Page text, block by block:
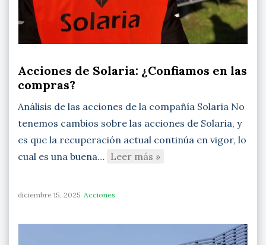
Acciones de Solaria: ¿Confiamos en las
compras?
Análisis de las acciones de la compañía Solaria No
tenemos cambios sobre las acciones de Solaria, y
es que la recuperación actual continúa en vigor, lo
cual es una buena… Leer más »
diciembre 15, 2025 Acciones